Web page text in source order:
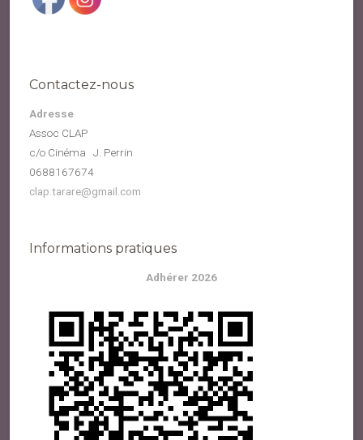
Contactez-nous
Adresse
Assoc CLAP
c/o Cinéma J. Perrin
0688167674
clap.tarare@gmail.com
Informations pratiques
Adhérer 2026